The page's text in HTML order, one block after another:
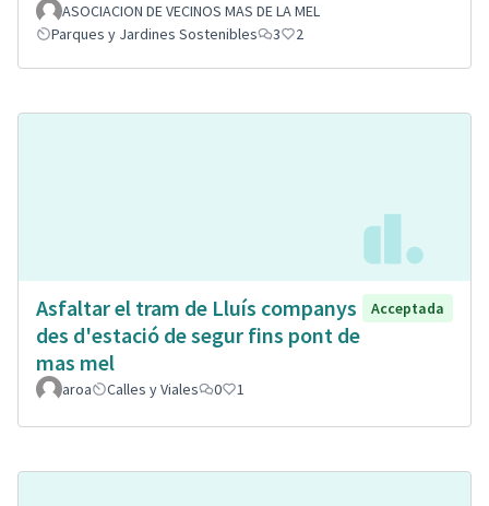
ASOCIACION DE VECINOS MAS DE LA MEL
Parques y Jardines Sostenibles
3 2
Asfaltar el tram de Lluís companys
des d'estació de segur fins pont de
mas mel
Acceptada
aroa Calles y Viales 0 1